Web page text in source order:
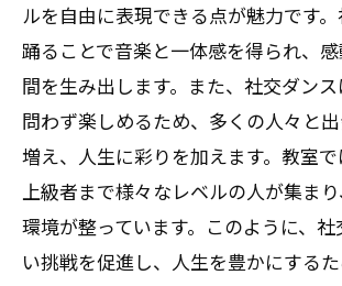
ルを自由に表現できる点が魅力です。
踊ることで音楽と一体感を得られ、
間を生み出します。また、社交ダン
問わず楽しめるため、多くの人々と
増え、人生に彩りを加えます。教室
上級者まで様々なレベルの人が集ま
環境が整っています。このように、
い挑戦を促進し、人生を豊かにする